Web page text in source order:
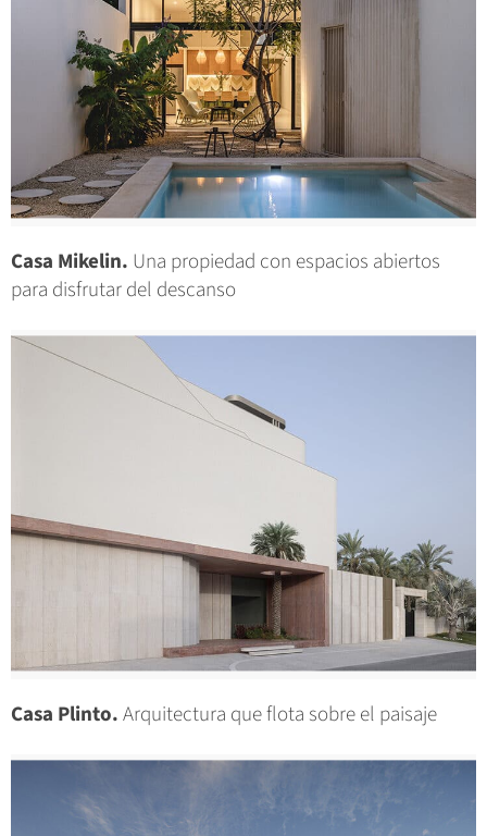
Casa Mikelin. Una propiedad con espacios abiertos
para disfrutar del descanso
Casa Plinto.Arquitectura que flota sobre el paisaje